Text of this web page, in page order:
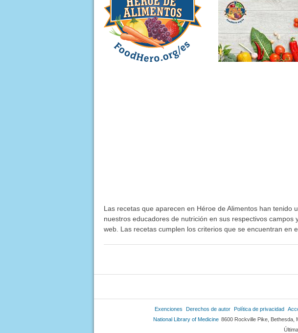
Las recetas que aparecen en Héroe de Alimentos han
nuestros educadores de nutrición en sus respectivos
web. Las recetas cumplen los criterios que se encuentran en
Exenciones Derechos de autor Política de privacidad
National Library of Medicine 8600 Rockville Pike, Bethesda,